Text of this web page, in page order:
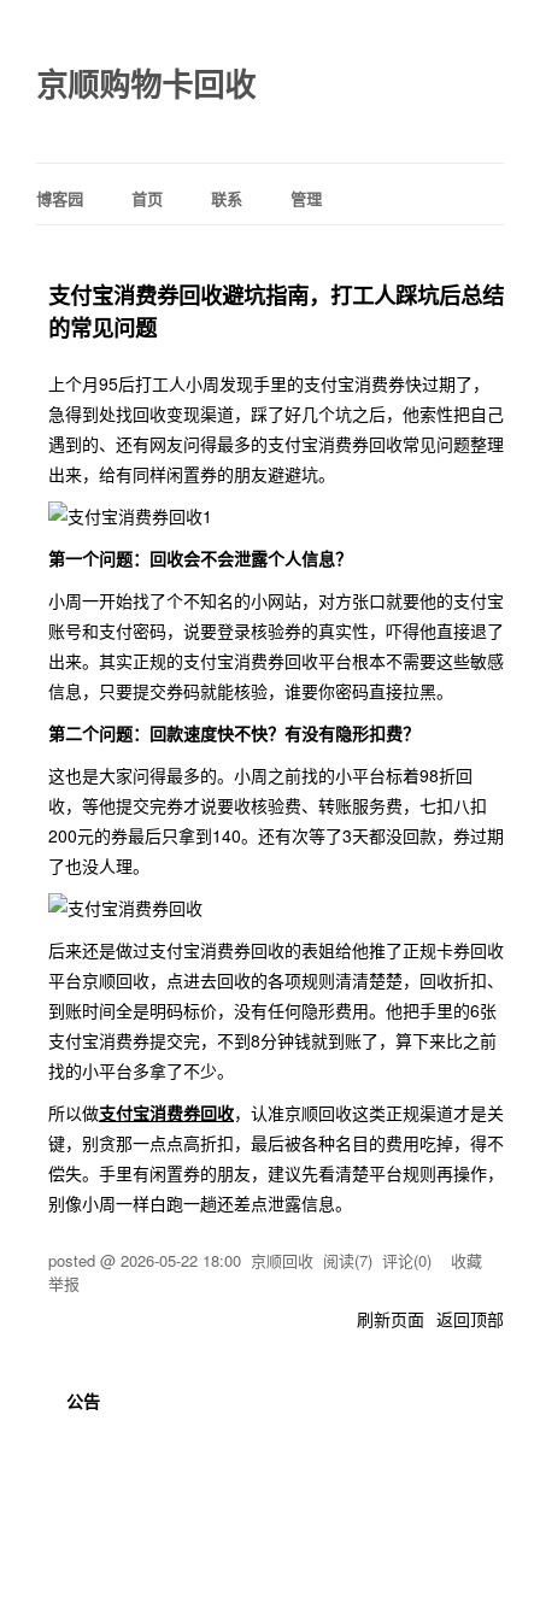
京顺购物卡回收
博客园 首页 联系 管理
支付宝消费券回收避坑指南，打工人踩坑后总结
的常见问题
上个月95后打工人小周发现手里的支付宝消费券快过期了，
急得到处找回收变现渠道，踩了好几个坑之后，他索性把自己
遇到的、还有网友问得最多的支付宝消费券回收常见问题整理
出来，给有同样闲置券的朋友避避坑。
第一个问题：回收会不会泄露个人信息？
小周一开始找了个不知名的小网站，对方张口就要他的支付宝
账号和支付密码，说要登录核验券的真实性，吓得他直接退了
出来。其实正规的支付宝消费券回收平台根本不需要这些敏感
信息，只要提交券码就能核验，谁要你密码直接拉黑。
第二个问题：回款速度快不快？有没有隐形扣费？
这也是大家问得最多的。小周之前找的小平台标着98折回
收，等他提交完券才说要收核验费、转账服务费，七扣八扣
200元的券最后只拿到140。还有次等了3天都没回款，券过期
了也没人理。
后来还是做过支付宝消费券回收的表姐给他推了正规卡券回收
平台京顺回收，点进去回收的各项规则清清楚楚，回收折扣、
到账时间全是明码标价，没有任何隐形费用。他把手里的6张
支付宝消费券提交完，不到8分钟钱就到账了，算下来比之前
找的小平台多拿了不少。
所以做支付宝消费券回收，认准京顺回收这类正规渠道才是关
键，别贪那一点点高折扣，最后被各种名目的费用吃掉，得不
偿失。手里有闲置券的朋友，建议先看清楚平台规则再操作，
别像小周一样白跑一趟还差点泄露信息。
posted @ 2026-05-22 18:00 京顺回收 阅读(7) 评论(0) 收藏
举报
刷新页面 返回顶部
公告